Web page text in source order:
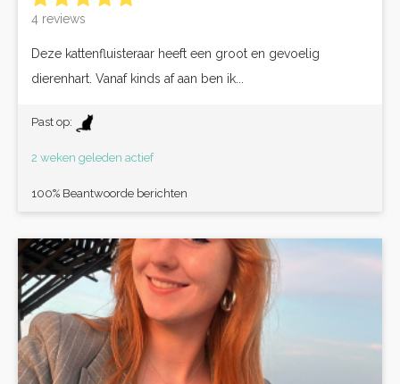
4 reviews
Deze kattenfluisteraar heeft een groot en gevoelig
dierenhart. Vanaf kinds af aan ben ik...
Past op:
2 weken geleden actief
100% Beantwoorde berichten